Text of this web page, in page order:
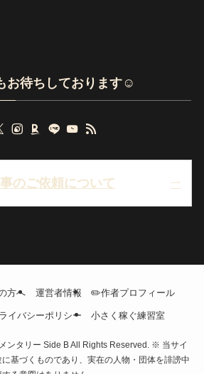
お待ちしております☺
のご依頼について
方へ 運営者情報 ✏️作者プロフィール
イバシーポリシー 小さく稼ぐ練習室
ンタリー Side B All Rights Reserved. ※ 当サイ
基づくものであり、実在の人物・団体を誹謗中